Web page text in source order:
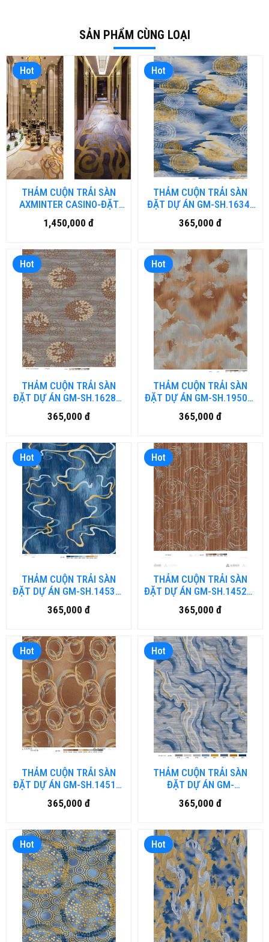
SẢN PHẨM CÙNG LOẠI
Hot
THẢM CUỘN TRẢI SÀN
AXMINTER CASINO-ĐẶT
DỰ ÁN (đặt hàng từ 40-50
ngày)
1,450,000 đ
Hot
THẢM CUỘN TRẢI SÀN
ĐẶT DỰ ÁN GM-SH.1634-
HN (đặt hàng từ 40-50
ngày)
365,000 đ
Hot
THẢM CUỘN TRẢI SÀN
ĐẶT DỰ ÁN GM-SH.1628B-
HN (đặt hàng từ 40-50
ngày)
365,000 đ
Hot
THẢM CUỘN TRẢI SÀN
ĐẶT DỰ ÁN GM-SH.19509-
HN (đặt hàng từ 40-50
ngày)
365,000 đ
Hot
THẢM CUỘN TRẢI SÀN
ĐẶT DỰ ÁN GM-SH.1453A-
HN (đặt hàng từ 40-50
ngày)
365,000 đ
Hot
THẢM CUỘN TRẢI SÀN
ĐẶT DỰ ÁN GM-SH.1452D-
HN (đặt hàng từ 40-50
ngày)
365,000 đ
Hot
THẢM CUỘN TRẢI SÀN
ĐẶT DỰ ÁN GM-SH.1451E-
HN (đặt hàng từ 40-50
ngày)
365,000 đ
Hot
THẢM CUỘN TRẢI SÀN
ĐẶT DỰ ÁN GM-
SH.124.A4D-HN (đặt hàng
từ 40-50 ngày)
365,000 đ
Hot Hot